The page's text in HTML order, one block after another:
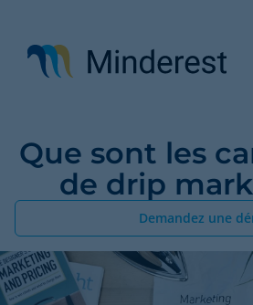
contenu
principal
Que sont les
de drip
Demandez une